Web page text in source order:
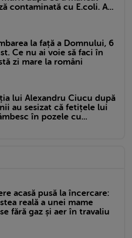
contaminată cu E.coli. A...
la față a Domnului, 6
Ce nu ai voie să faci în
zi mare la români
lui Alexandru Ciucu după
au sesizat că fetițele lui
în pozele cu...
acasă pusă la încercare:
reală a unei mame
fără gaz și aer în travaliu